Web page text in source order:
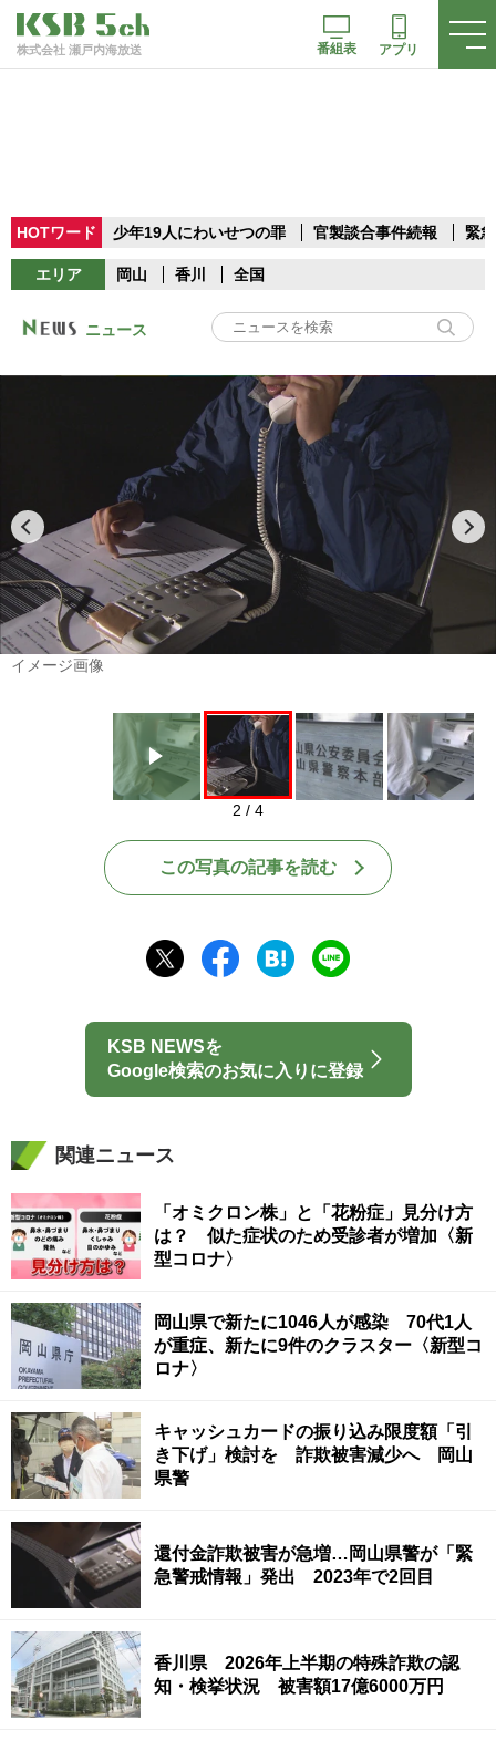
株式会社 瀬戸内海放送 番組表 アプリ
HOTワード 少年19人にわいせつの罪 官製談合事件続報 緊
エリア 岡山 香川 全国
ニュース
Play
イメージ画像
2 / 4
この写真の記事を読む
KSB NEWSを
Google検索のお気に入りに登録
関連ニュース
「オミクロン株」と「花粉症」見分け方
は？ 似た症状のため受診者が増加〈新
型コロナ〉
岡山県で新たに1046人が感染 70代1人
が重症、新たに9件のクラスター〈新型コ
ロナ〉
キャッシュカードの振り込み限度額「引
き下げ」検討を 詐欺被害減少へ 岡山
県警
還付金詐欺被害が急増…岡山県警が「緊
急警戒情報」発出 2023年で2回目
香川県 2026年上半期の特殊詐欺の認
知・検挙状況 被害額17億6000万円